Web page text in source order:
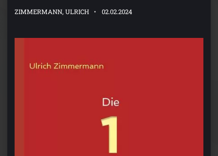
ZIMMERMANN, ULRICH 02.02.2024